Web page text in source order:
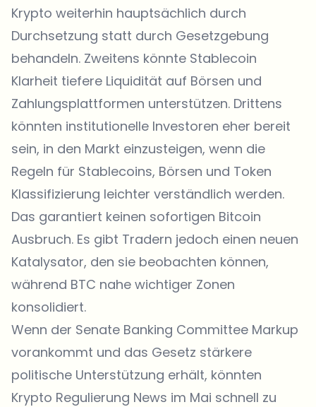
Krypto weiterhin hauptsächlich durch
Durchsetzung statt durch Gesetzgebung
behandeln. Zweitens könnte Stablecoin
Klarheit tiefere Liquidität auf Börsen und
Zahlungsplattformen unterstützen. Drittens
könnten institutionelle Investoren eher bereit
sein, in den Markt einzusteigen, wenn die
Regeln für Stablecoins, Börsen und Token
Klassifizierung leichter verständlich werden.
Das garantiert keinen sofortigen Bitcoin
Ausbruch. Es gibt Tradern jedoch einen neuen
Katalysator, den sie beobachten können,
während BTC nahe wichtiger Zonen
konsolidiert.
Wenn der Senate Banking Committee Markup
vorankommt und das Gesetz stärkere
politische Unterstützung erhält, könnten
Krypto Regulierung News im Mai schnell zu